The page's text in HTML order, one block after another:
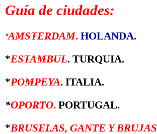
Guía de ciudades:
*AMSTERDAM. HOLANDA.
*ESTAMBUL. TURQUIA.
*POMPEYA. ITALIA.
*OPORTO. PORTUGAL.
*BRUSELAS, GANTE Y BRUJAS